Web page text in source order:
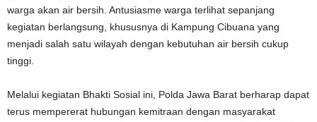
warga akan air bersih. Antusiasme warga terlihat sepanjang
kegiatan berlangsung, khususnya di Kampung Cibuana yang
menjadi salah satu wilayah dengan kebutuhan air bersih cukup
tinggi.
Melalui kegiatan Bhakti Sosial ini, Polda Jawa Barat berharap dapat
terus mempererat hubungan kemitraan dengan masyarakat